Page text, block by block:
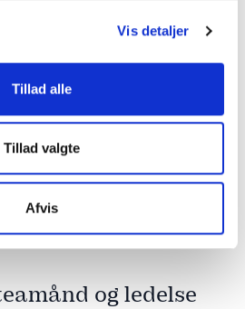
Vis detaljer
Tillad alle
Tillad valgte
Afvis
og sportskultur
kultur og samfund.
de begivenheder, der former
Andreas Kraul og
her med deres store
og ledelse